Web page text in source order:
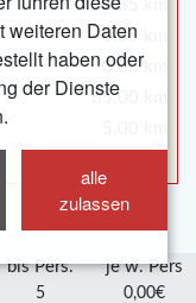
weiteren Daten
haben oder
der Dienste
alle
zulassen
0.35 km
0.35 km
0.00 km
65.00 km
bis Pers. je w. Pers
5 0,00€